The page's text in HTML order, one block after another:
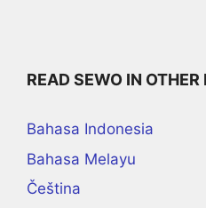
READ SEWO IN
Bahasa Indonesia
Bahasa Melayu
Čeština